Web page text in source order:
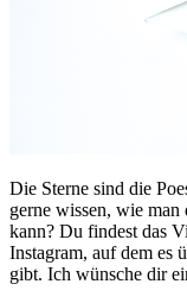
Die Sterne sind die
gerne wissen, wie man
kann? Du findest das
Instagram, auf dem es
gibt. Ich wünsche dir